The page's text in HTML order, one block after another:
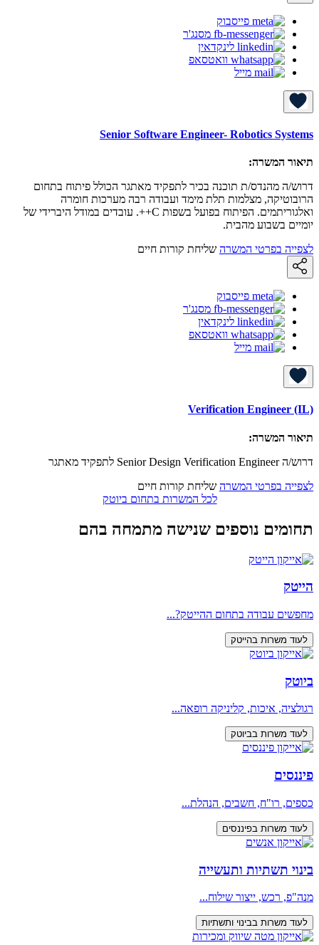
פייסבוק
מסנג'ר
לינקדאין
וואטסאפ
מייל
Senior Software Engineer- Robotics Systems
תיאור המשרה:
דרוש/ה מהנדס/ת תוכנה בכיר לתפקיד מאתגר הכולל פיתוח בתחום
הרובוטיקה, מצלמות תלת מימד ועבודה רבה מערכות חומרה
ואלגוריתמים. הפיתוח בפועל בשפות C++. עובדים במודל היברידי של
יומיים בשבוע מהבית.
לצפייה בפרטי המשרה שליחת קורות חיים
פייסבוק
מסנג'ר
לינקדאין
וואטסאפ
מייל
Verification Engineer (IL)
תיאור המשרה:
דרוש/ה Senior Design Verification Engineer לתפקיד מאתגר
לצפייה בפרטי המשרה שליחת קורות חיים
לכל המשרות בתחום ביוטק
תחומים נוספים שנישה מתמחה בהם
הייטק
מחפשים עבודה בתחום ההייטק?...
לעוד משרות בהייטק
ביוטק
רגולציה, איכות, קליניקה רופאה...
לעוד משרות בביוטק
פיננסים
כספים, רו"ח, חשבים, הנהלת...
לעוד משרות בפיננסים
בינוי תשתיות ותעשייה
מנה"פ, רכש, ייצור שילוח...
לעוד משרות בבינוי ותשתיות